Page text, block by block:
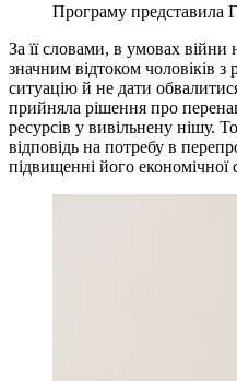
Програму представила
За її словами, в умовах війни
значним відтоком чоловіків
ситуацію й не дати
прийняла рішення про
ресурсів у вивільнену нішу.
відповідь на потребу в
підвищенні його економічної